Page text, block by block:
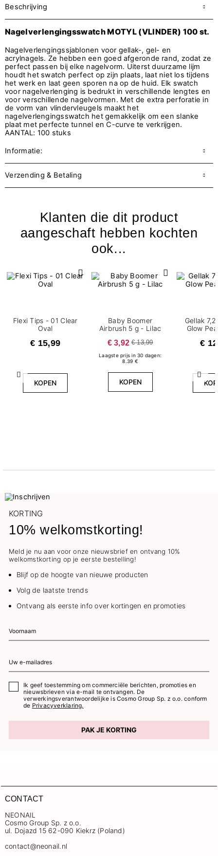
Beschrijving
Nagelverlengingsswatch MOTYL (VLINDER) 100 st.
Nagelverlengingssjablonen voor gellak-, gel- en
acrylnagels. Ze hebben een goed afgeronde rand, zodat ze
perfect passen bij elke nagelvorm. Uiterst duurzame lijm
houdt het swatch perfect op zijn plaats, laat niet los tijdens
het werk en laat geen sporen na op de huid. Elk swatch
voor nagelverlenging is bedrukt in verschillende lengtes en
voor verschillende nagelvormen. Met de extra perforatie in
de vorm van vlindervleugels maakt het
nagelverlengingsswatch het gemakkelijk om een slanke
plaat met perfecte tunnel en C-curve te verkrijgen.
AANTAL: 100 stuks
Informatie:
Verzending & Betaling
Klanten die dit product
aangeschaft hebben kochten
ook...
Vorige
Flexi Tips - 01 Clear
Oval
€ 15,99
KOPEN
Baby Boomer
Airbrush 5 g - Lilac
€ 3,92 € 13,99
Laagste prijs in 30 dagen:
8.39 €
KOPEN
Gellak
Glow
€
KORTING
10% welkomstkorting!
Meld je nu aan voor onze nieuwsbrief en ontvang 10%
welkomstkorting op je eerste bestelling!
Blijf op de hoogte van nieuwe producten
Volg de laatste trends
Ontvang als eerste info over kortingen en promoties
Ik geef toestemming om commerciële berichten, promoties en
nieuwsbrieven via e-mail te ontvangen. De
verwerkingsverantwoordelijke is Cosmo Group Sp. z o.o. conform
de Privacyverklaring.
PAK JE KORTING
CONTACT
NEONAIL
Cosmo Group Sp. z o.o.
ul. Dojazd 15 62-090 Kiekrz (Poland)
contact@neonail.nl